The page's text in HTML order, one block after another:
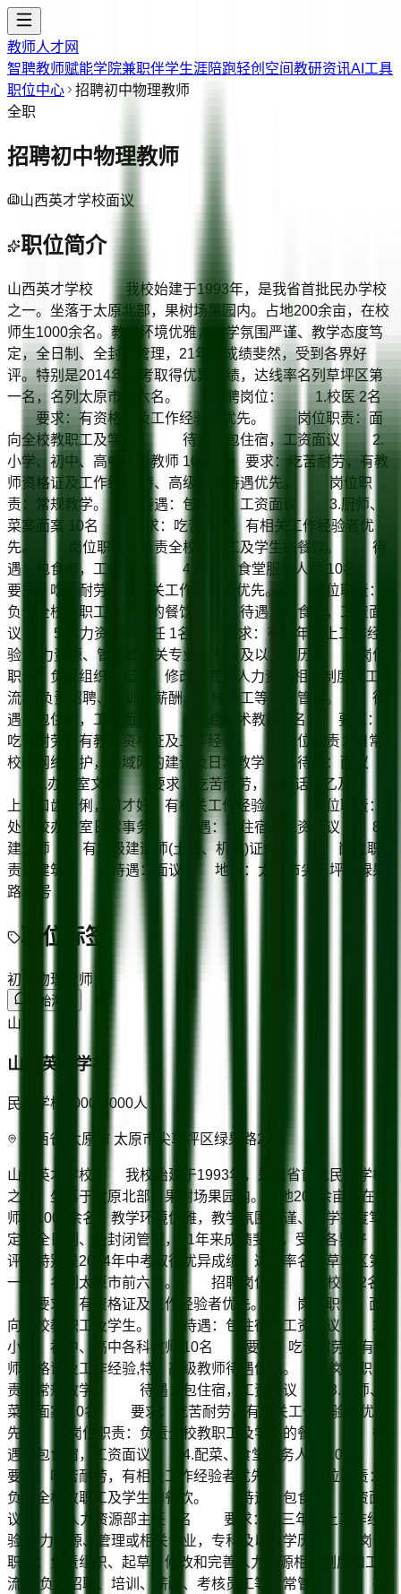
教师人才网
智聘教师赋能学院兼职伴学生涯陪跑轻创空间教研资讯AI工具
职位中心
招聘初中物理教师
全职
招聘初中物理教师
山西英才学校面议
职位简介
山西英才学校 我校始建于1993年，是我省首批民办学校
之一。坐落于太原北部，果树场果园内。占地200余亩，在校
师生1000余名。教学环境优雅，教学氛围严谨、教学态度笃
定，全日制、全封闭管理，21年来成绩斐然，受到各界好
评。特别是2014年中考取得优异成绩，达线率名列草坪区第
一名，名列太原市前六名。 招聘岗位： 1.校医 2名
要求：有资格证及工作经验者优先。 岗位职责：面
向全校教职工及学生。 待遇：包住宿，工资面议 2.
小学、初中、高中各科教师 10名 要求：吃苦耐劳，有教
师资格证及工作经验,特、高级教师待遇优先。 岗位职
责：常规教学。 待遇：包住宿，工资面议 3.厨师、
菜案面案 10名 要求：吃苦耐劳，有相关工作经验者优
先。 岗位职责：负责全校教职工及学生的餐饮。 待
遇：包食宿，工资面议 4.配菜、食堂服务人员 10名
要求：吃苦耐劳，有相关工作经验者优先。 岗位职责：
负责全校教职工及学生的餐饮。 待遇：包食宿，工资面
议 5.人力资源部主任 1名 要求：有三年以上工作经
验;人力资源、管理或相关专业，专科及以上学历。 岗位
职责：负责组织、起草、修改和完善人力资源相关制度和工作
流程;负责招聘、培训、薪酬、考核员工等日常管理。 待
遇：包住宿，工资面议 6.信息技术教师 3名 要求：
吃苦耐劳，有教师资格证及工作经验。 岗位职责：日常
校园网络维护，局域网的建设及日常教学 待遇：面议
7.办公室文员 要求：吃苦耐劳，普通话二乙及以
上，口齿伶俐，口才好，有相关工作经验。 岗位职责：
处理校办公室日常事务 待遇：包住宿，工资面议 8.
建造师 有二级建造师(土建、机电)证优先。 岗位职
责：建筑。 待遇：面议 地址：太原市尖草坪区绿果
路28号
职位标签
初中物理教师
开始沟通
山
山西英才学校
民办学校 2000-3000人
山西省/太原市 太原市尖草坪区绿果路28号
山西英才学校 我校始建于1993年，是我省首批民办学校
之一。坐落于太原北部，果树场果园内。占地200余亩，在校
师生1000余名。教学环境优雅，教学氛围严谨、教学态度笃
定，全日制、全封闭管理，21年来成绩斐然，受到各界好
评。特别是2014年中考取得优异成绩，达线率名列草坪区第
一名，名列太原市前六名。 招聘岗位： 1.校医 2名
要求：有资格证及工作经验者优先。 岗位职责：面
向全校教职工及学生。 待遇：包住宿，工资面议 2.
小学、初中、高中各科教师 10名 要求：吃苦耐劳，有教
师资格证及工作经验,特、高级教师待遇优先。 岗位职
责：常规教学。 待遇：包住宿，工资面议 3.厨师、
菜案面案 10名 要求：吃苦耐劳，有相关工作经验者优
先。 岗位职责：负责全校教职工及学生的餐饮。 待
遇：包食宿，工资面议 4.配菜、食堂服务人员 10名
要求：吃苦耐劳，有相关工作经验者优先。 岗位职责：
负责全校教职工及学生的餐饮。 待遇：包食宿，工资面
议 5.人力资源部主任 1名 要求：有三年以上工作经
验;人力资源、管理或相关专业，专科及以上学历。 岗位
职责：负责组织、起草、修改和完善人力资源相关制度和工作
流程;负责招聘、培训、薪酬、考核员工等日常管理。 待